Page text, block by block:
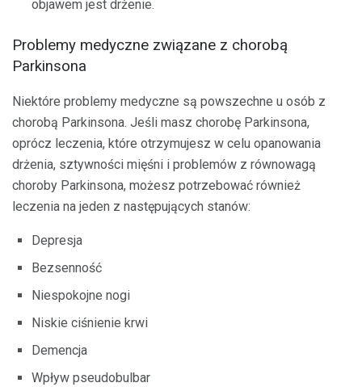
objawem jest drżenie.
Problemy medyczne związane z chorobą
Parkinsona
Niektóre problemy medyczne są powszechne u osób z
chorobą Parkinsona. Jeśli masz chorobę Parkinsona,
oprócz leczenia, które otrzymujesz w celu opanowania
drżenia, sztywności mięśni i problemów z równowagą
choroby Parkinsona, możesz potrzebować również
leczenia na jeden z następujących stanów:
Depresja
Bezsenność
Niespokojne nogi
Niskie ciśnienie krwi
Demencja
Wpływ pseudobulbar